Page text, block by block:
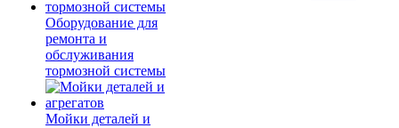
Оборудование для
ремонта и
обслуживания
тормозной системы
Мойки деталей и